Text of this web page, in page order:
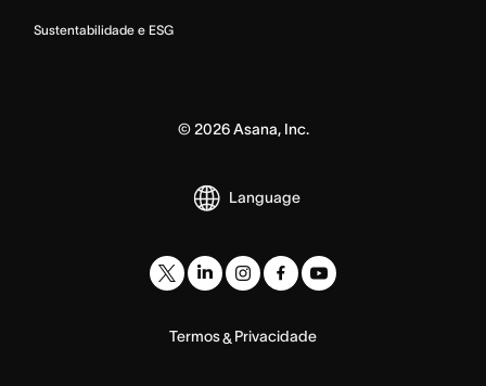
Sustentabilidade e ESG
©2026Asana, Inc.
Language
Termos&Privacidade